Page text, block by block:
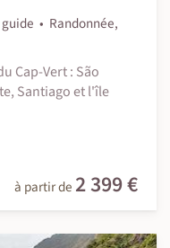
Randonnée,
Cap-Vert : São
Santiago et l'île
à partir de 2 399 €